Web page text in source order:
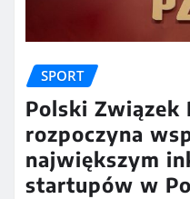
SPORT
Polski Związek
rozpoczyna
największym
startupów w